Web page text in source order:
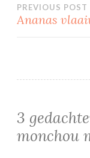
PREVIOUS POST
Ananas
3
monchou